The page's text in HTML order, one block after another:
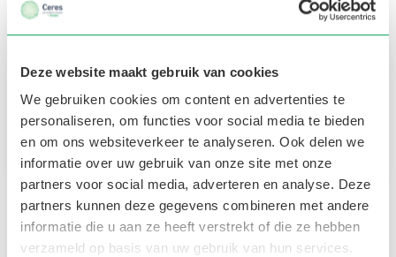
Deze website maakt gebruik van cookies
We gebruiken cookies om content en advertenties te
personaliseren, om functies voor social media te bieden
en om ons websiteverkeer te analyseren. Ook delen we
informatie over uw gebruik van onze site met onze
partners voor social media, adverteren en analyse. Deze
partners kunnen deze gegevens combineren met andere
informatie die u aan ze heeft verstrekt of die ze hebben
verzameld op basis van uw gebruik van hun services.
Over Chantal